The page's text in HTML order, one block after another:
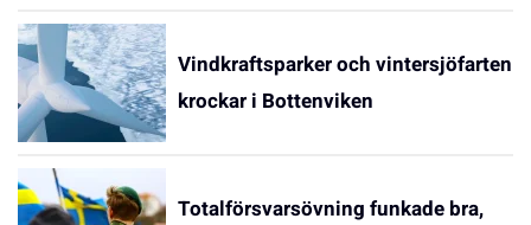
Vindkraftsparker och vintersjöfarten
krockar i Bottenviken
Totalförsvarsövning funkade bra,